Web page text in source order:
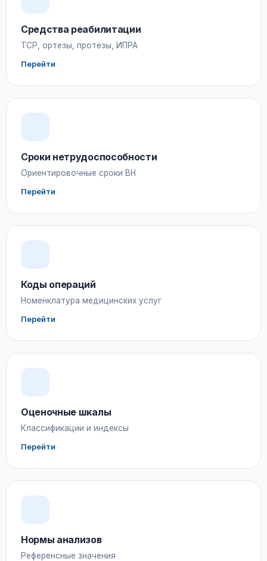
Средства реабилитации
ТСР, ортезы, протезы, ИПРА
Перейти
Сроки нетрудоспособности
Ориентировочные сроки ВН
Перейти
Коды операций
Номенклатура медицинских услуг
Перейти
Оценочные шкалы
Классификации и индексы
Перейти
Нормы анализов
Референсные значения